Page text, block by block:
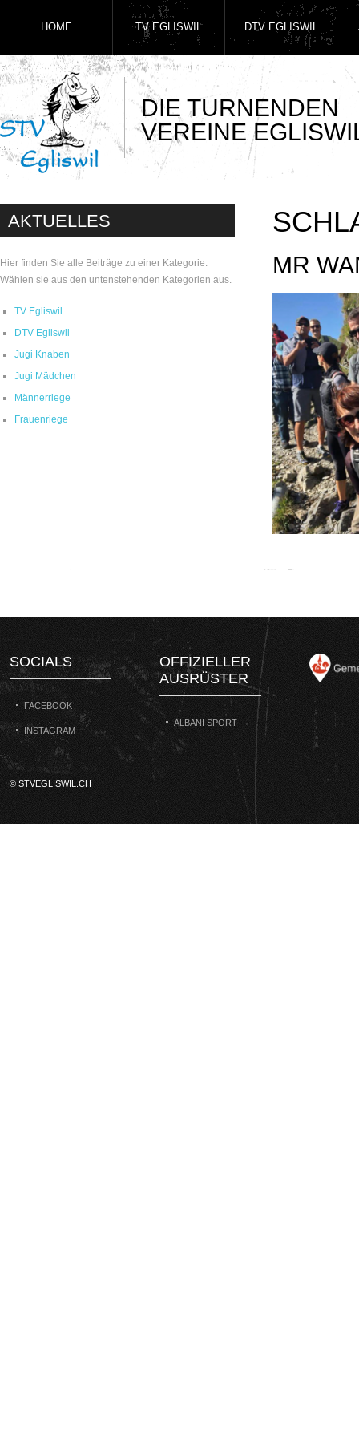
DIE TURNENDEN
VEREINE
HOME TV EGLISWIL DTV EGLISWIL
AKTUELLES
Hier finden Sie alle Beiträge zu einer Kategorie.
Wählen sie aus den untenstehenden Kategorien aus.
TV Egliswil
DTV Egliswil
Jugi Knaben
Jugi Mädchen
Männerriege
Frauenriege
MR
SOCIALS
FACEBOOK
INSTAGRAM
OFFIZIELLER
AUSRÜSTER
ALBANI SPORT
© STVEGLISWIL.CH